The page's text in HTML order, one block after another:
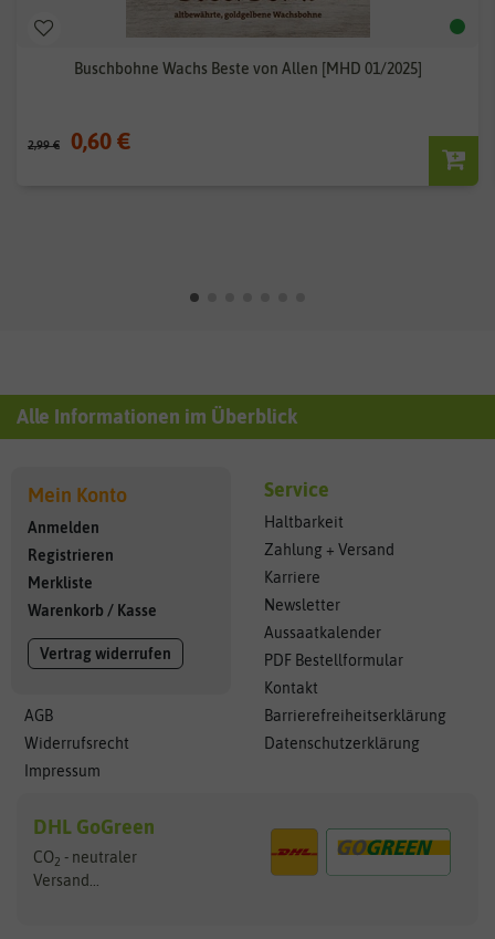
Buschbohne Wachs Beste von Allen [MHD 01/2025]
2,99 € 0,60 €
Alle Informationen im Überblick
Mein Konto
Anmelden
Registrieren
Merkliste
Warenkorb / Kasse
Vertrag widerrufen
AGB
Widerrufsrecht
Impressum
Service
Haltbarkeit
Zahlung + Versand
Karriere
Newsletter
Aussaatkalender
PDF Bestellformular
Kontakt
Barrierefreiheitserklärung
Datenschutzerklärung
DHL GoGreen
CO2 - neutraler
Versand...